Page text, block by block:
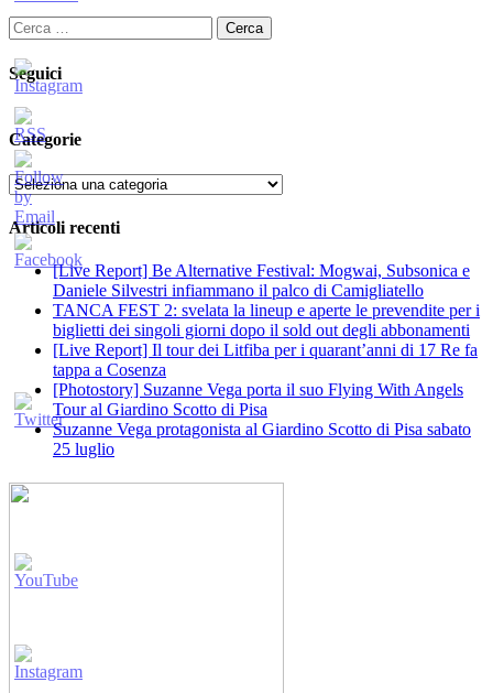
Ricerca
per:
Seguici
Categorie
Categorie
Articoli recenti
[Live Report] Be Alternative Festival: Mogwai, Subsonica e
Daniele Silvestri infiammano il palco di Camigliatello
TANCA FEST 2: svelata la lineup e aperte le prevendite per i
biglietti dei singoli giorni dopo il sold out degli abbonamenti
[Live Report] Il tour dei Litfiba per i quarant’anni di 17 Re fa
tappa a Cosenza
[Photostory] Suzanne Vega porta il suo Flying With Angels
Tour al Giardino Scotto di Pisa
Suzanne Vega protagonista al Giardino Scotto di Pisa sabato
25 luglio